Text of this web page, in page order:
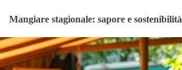
Mangiare stagionale: sapore e sostenibilità